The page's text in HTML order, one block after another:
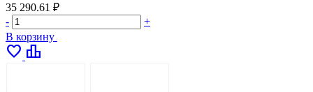
35 290.61 ₽
-
+
В корзину
favorite leaderboard